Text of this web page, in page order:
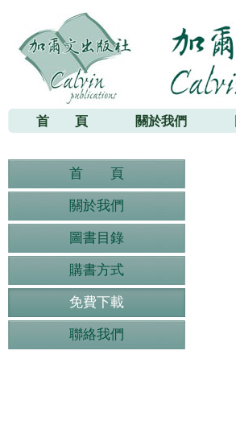
加爾文出版社
首 頁 關於我們
首 頁
關於我們
圖書目錄
購書方式
免費下載
聯絡我們